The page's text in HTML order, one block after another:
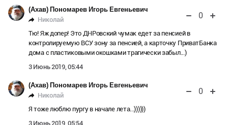
(Ахав) Пономарев Игорь Евгеньевич
Николай
0
Тю! Яж допер! Это ДНРовский чумак едет за пенсией в
контролируемую ВСУ зону за пенсией, а карточку ПриватБанка
дома с пластиковыми окошками трагически забыл...)
3 Июнь 2019, 05:44
(Ахав) Пономарев Игорь Евгеньевич
Николай
0
Я тоже люблю пургу в начале лета...))))))
3 Июнь 2019, 05:54